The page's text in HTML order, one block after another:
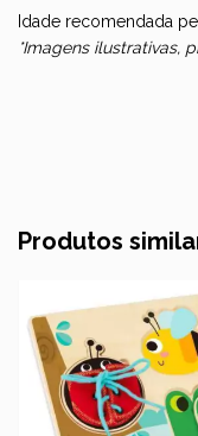
Idade recomendada
*Imagens ilustrativas,
Produtos